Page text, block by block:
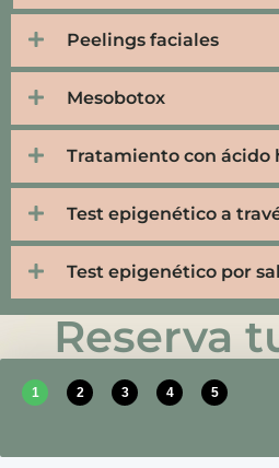
Peelings faciales
Mesobotox
Tratamiento con ácido
Test epigenético a
Test epigenético por
Reserva
1 2 3 4 5